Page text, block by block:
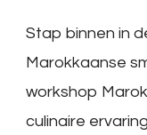
Stap binnen in
Marokkaanse
workshop
culinaire